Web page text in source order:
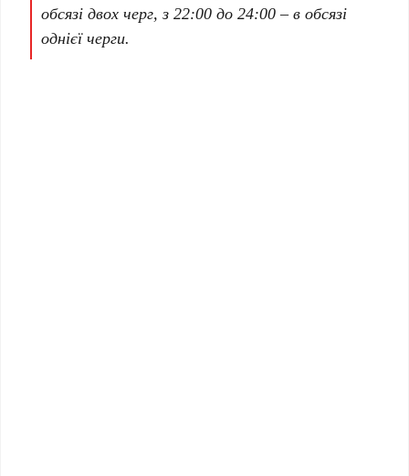
обсязі двох черг, з 22:00 до 24:00 – в обсязі
однієї черги.